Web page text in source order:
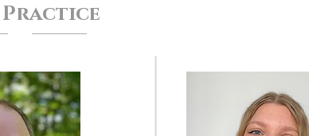
Practice